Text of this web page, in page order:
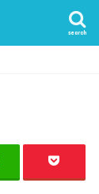
search